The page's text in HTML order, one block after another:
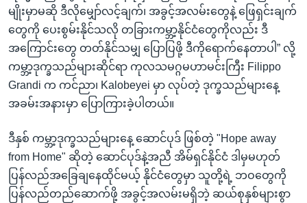
မျိုးမှာမဆို ဒီလိုမျှော်လင့်ချက်၊ အခွင့်အလမ်းတွေနဲ့ ဖြေရှင်းချက်
တွေကို ပေးစွမ်းနိုင်သလို တခြားကမ္ဘာ့နိုင်ငံတွေကိုလည်း ဒီ
အကြောင်းတွေ တတ်နိုင်သမျှ ပြောပြဖို့ ဒီကိုရောက်နေတာပါ” လို့
ကမ္ဘာ့ဒုက္ခသည်များဆိုင်ရာ ကုလသမဂ္ဂမဟာမင်းကြီး Filippo
Grandi က ကင်ညာ၊ Kalobeyei မှာ လုပ်တဲ့ ဒုက္ခသည်များနေ့
အခမ်းအနားမှာ ပြောကြားခဲ့ပါတယ်။
ဒီနှစ် ကမ္ဘာ့ဒုက္ခသည်များနေ့ ဆောင်ပုဒ် ဖြစ်တဲ့ "Hope away
from Home" ဆိုတဲ့ ဆောင်ပုဒ်နဲ့အညီ အိမ်ရှင်နိုင်ငံ ဒါမှမဟုတ်
ပြန်လည်အခြေချနေထိုင်မယ့် နိုင်ငံတွေမှာ သူတို့ရဲ့ ဘဝတွေကို
ပြန်လည်တည်ဆောက်ဖို့ အခွင့်အလမ်းမရှိဘဲ့ ဆယ်စုနှစ်များစွာ